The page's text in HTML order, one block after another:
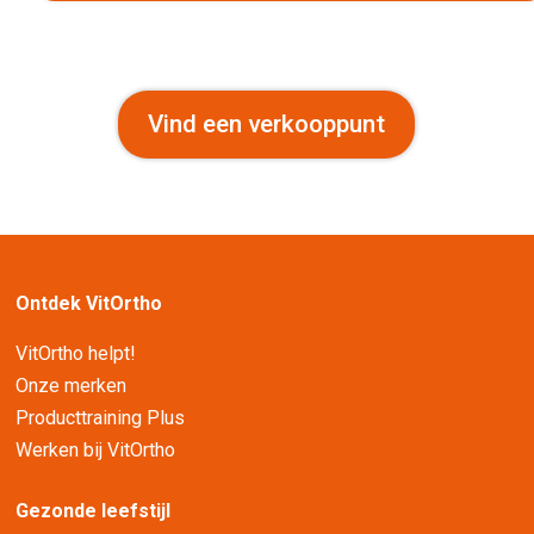
Vind een verkooppunt
Ontdek VitOrtho
VitOrtho helpt!
Onze merken
Producttraining Plus
Werken bij VitOrtho
Gezonde leefstijl